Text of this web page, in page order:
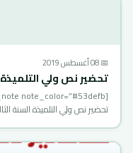
📅 08 أغسطس 2019
تحضير نص ولي
تحضير نص ولي التلميذة السنة